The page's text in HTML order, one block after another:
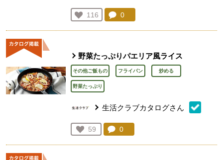
お気に入り登録：
116
人が登録
コメント：
0
野菜たっぷりパエリア風ライス
その他ご飯もの フライパン 炒める
野菜たっぷり
生活クラブカタログさん
お気に入り登録：
59
人が登録
コメント：
0